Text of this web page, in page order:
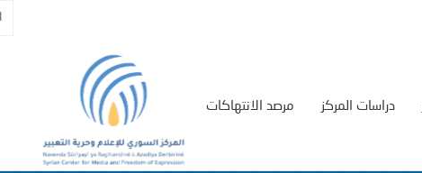
مرصد الانتهاكات دراسات المركز